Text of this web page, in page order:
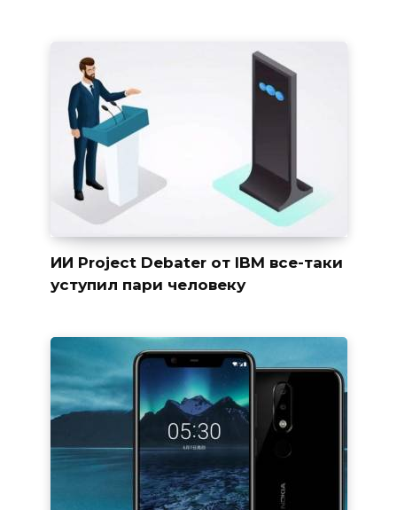
ИИ Project Debater от IBM все-таки
уступил пари человеку